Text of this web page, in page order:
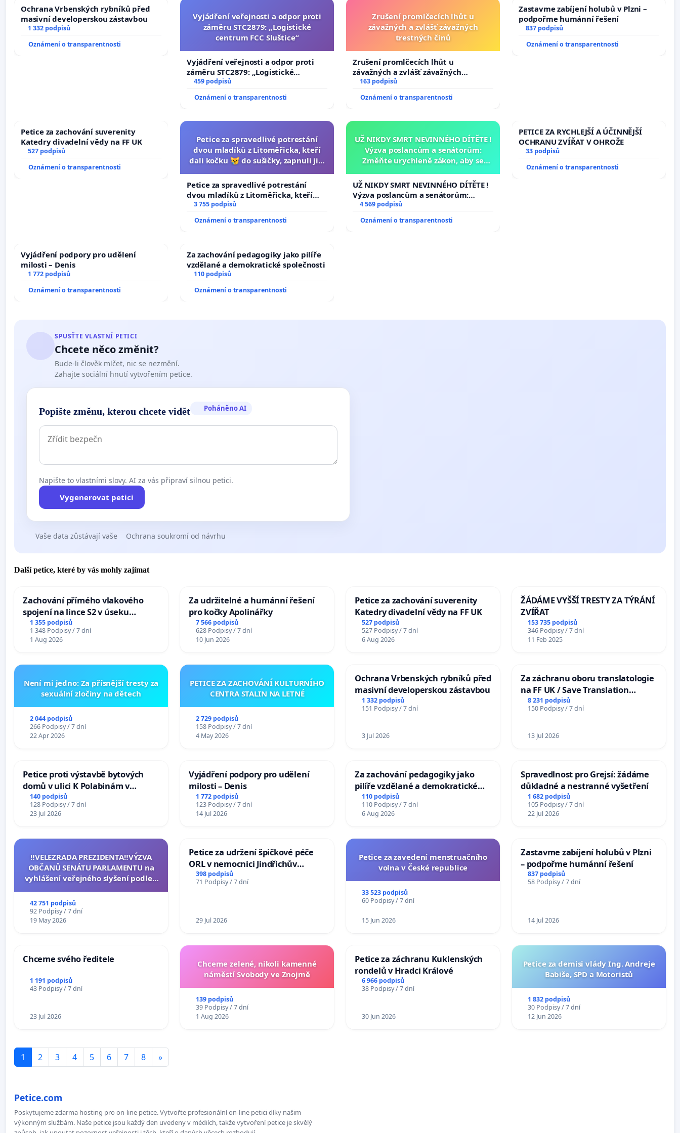
Ochrana Vrbenských rybníků před
masivní developerskou zástavbou
1 332 podpisů
Oznámení o transparentnosti
Vyjádření veřejnosti a odpor proti
záměru STC2879: „Logistické
centrum FCC Sluštice“
Vyjádření veřejnosti a odpor proti
záměru STC2879: „Logistické
centrum FCC Sluštice“
459 podpisů
Oznámení o transparentnosti
Zrušení promlčecích lhůt u
závažných a zvlášť závažných
trestných činů
Zrušení promlčecích lhůt u
závažných a zvlášť závažných
trestných činů
163 podpisů
Oznámení o transparentnosti
Zastavme zabíjení holubů v Plzni –
podpořme humánní řešení
837 podpisů
Oznámení o transparentnosti
Petice za zachování suverenity
Katedry divadelní vědy na FF UK
527 podpisů
Oznámení o transparentnosti
Petice za spravedlivé potrestání
dvou mladíků z Litoměřicka, kteří
dali kočku 😿 do sušičky, zapnuli ji a
Petice za spravedlivé potrestání
dvou mladíků z Litoměřicka, kteří
dali kočku 😿 do sušičky, zapnuli ji a
umírání zvířete natočili.
3 755 podpisů
Oznámení o transparentnosti
UŽ NIKDY SMRT NEVINNÉHO DÍTĚTE !
Výzva poslancům a senátorům:
Změňte urychleně zákon, aby se
opakovat!
UŽ NIKDY SMRT NEVINNÉHO DÍTĚTE !
Výzva poslancům a senátorům:
Změňte urychleně zákon, aby se
tragédie malé Viktorky už nemohla
opakovat!
4 569 podpisů
Oznámení o transparentnosti
PETICE ZA RYCHLEJŠÍ A ÚČINNĚJŠÍ
OCHRANU ZVÍŘAT V OHROŽE
33 podpisů
Oznámení o transparentnosti
Vyjádření podpory pro udělení
milosti – Denis
1 772 podpisů
Oznámení o transparentnosti
Za zachování pedagogiky jako pilíře
vzdělané a demokratické společnosti
110 podpisů
Oznámení o transparentnosti
SPUSŤTE VLASTNÍ PETICI
Chcete něco změnit?
Bude-li člověk mlčet, nic se nezmění.
Zahajte sociální hnutí vytvořením petice.
Popište změnu, kterou chcete vidět Poháněno AI
Napište to vlastními slovy. AI za vás připraví silnou petici.
Vygenerovat petici
Vaše data zůstávají vaše Ochrana soukromí od návrhu
Další petice, které by vás mohly zajímat
Zachování přímého vlakového
spojení na lince S2 v úseku
Ostrava – Bohumín – Karviná –
Mosty u Jablunkova
1 355 podpisů
1 348 Podpisy / 7 dní
1 Aug 2026
Za udržitelné a humánní řešení
pro kočky Apolinářky
7 566 podpisů
628 Podpisy / 7 dní
10 Jun 2026
Petice za zachování suverenity
Katedry divadelní vědy na FF UK
527 podpisů
527 Podpisy / 7 dní
6 Aug 2026
ŽÁDÁME VYŠŠÍ TRESTY ZA TÝRÁNÍ
ZVÍŘAT
153 735 podpisů
346 Podpisy / 7 dní
11 Feb 2025
Není mi jedno: Za přísnější tresty za
sexuální zločiny na dětech
2 044 podpisů
266 Podpisy / 7 dní
22 Apr 2026
PETICE ZA ZACHOVÁNÍ KULTURNÍHO
CENTRA STALIN NA LETNÉ
2 729 podpisů
158 Podpisy / 7 dní
4 May 2026
Ochrana Vrbenských rybníků před
masivní developerskou zástavbou
1 332 podpisů
151 Podpisy / 7 dní
3 Jul 2026
Za záchranu oboru translatologie
na FF UK / Save Translation
Studies at the Faculty of Arts,
Charles University
8 231 podpisů
150 Podpisy / 7 dní
13 Jul 2026
Petice proti výstavbě bytových
domů v ulici K Polabinám v
Pardubicích
140 podpisů
128 Podpisy / 7 dní
23 Jul 2026
Vyjádření podpory pro udělení
milosti – Denis
1 772 podpisů
123 Podpisy / 7 dní
14 Jul 2026
Za zachování pedagogiky jako
pilíře vzdělané a demokratické
společnosti
110 podpisů
110 Podpisy / 7 dní
6 Aug 2026
Spravedlnost pro Grejsí: žádáme
důkladné a nestranné vyšetření
1 682 podpisů
105 Podpisy / 7 dní
22 Jul 2026
‼️VELEZRADA PREZIDENTA‼️VÝZVA
OBČANŮ SENÁTU PARLAMENTU na
vyhlášení veřejného slyšení podle §
na přijetí usnesení k podání ústavní
žaloby na prezidenta republiky
42 751 podpisů
92 Podpisy / 7 dní
19 May 2026
Petice za udržení špičkové péče
ORL v nemocnici Jindřichův
Hradec
398 podpisů
71 Podpisy / 7 dní
29 Jul 2026
Petice za zavedení menstruačního
volna v České republice
33 523 podpisů
60 Podpisy / 7 dní
15 Jun 2026
Zastavme zabíjení holubů v Plzni
– podpořme humánní řešení
837 podpisů
58 Podpisy / 7 dní
14 Jul 2026
Chceme svého ředitele
1 191 podpisů
43 Podpisy / 7 dní
23 Jul 2026
Chceme zelené, nikoli kamenné
náměstí Svobody ve Znojmě
139 podpisů
39 Podpisy / 7 dní
1 Aug 2026
Petice za záchranu Kuklenských
rondelů v Hradci Králové
6 966 podpisů
38 Podpisy / 7 dní
30 Jun 2026
Petice za demisi vlády Ing. Andreje
Babiše, SPD a Motoristů
1 832 podpisů
30 Podpisy / 7 dní
12 Jun 2026
1 2 3 4 5 6 7 8 »
Petice.com
Poskytujeme zdarma hosting pro on-line petice. Vytvořte profesionální on-line petici díky našim
výkonným službám. Naše petice jsou každý den uvedeny v médiích, takže vytvoření petice je skvělý